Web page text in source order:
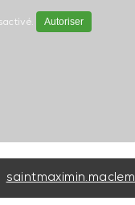
Autoriser